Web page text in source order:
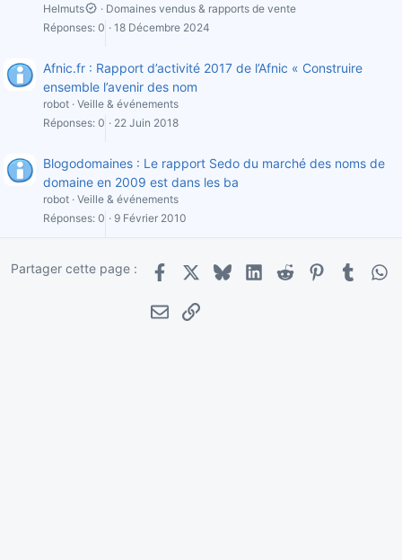
Helmuts
Domaines vendus & rapports de vente
Réponses 0 18 Décembre 2024
Afnic.fr : Rapport d’activité 2017 de l’Afnic « Construire
ensemble l’avenir des nom
robot Veille & événements
Réponses 0 22 Juin 2018
Blogodomaines : Le rapport Sedo du marché des noms de
domaine en 2009 est dans les ba
robot Veille & événements
Réponses 0 9 Février 2010
Partager cette page :
Facebook
X BlueskyLinkedInRedditPinterestTumblr
E-mailLien